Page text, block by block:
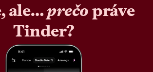
ale…prečopráve
Tinder?